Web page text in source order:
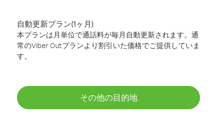
自動更新プラン(1ヶ月)
本プランは月単位で通話料が毎月自動更新されます。通
常のViber Outプランより割引いた価格でご提供していま
す。
その他の目的地